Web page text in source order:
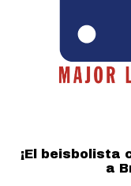
¡El beisbolista
a